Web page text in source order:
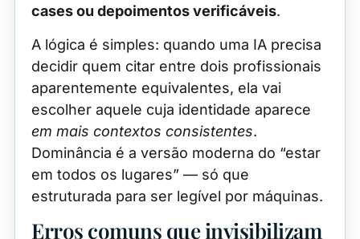
cases ou depoimentos verificáveis.
A lógica é simples: quando uma IA precisa
decidir quem citar entre dois profissionais
aparentemente equivalentes, ela vai
escolher aquele cuja identidade aparece
em mais contextos consistentes.
Dominância é a versão moderna do “estar
em todos os lugares” — só que
estruturada para ser legível por máquinas.
Erros comuns que invisibilizam